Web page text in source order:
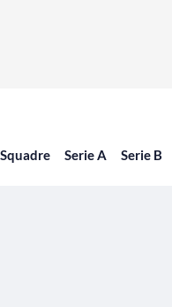
Squadre Serie A Serie B